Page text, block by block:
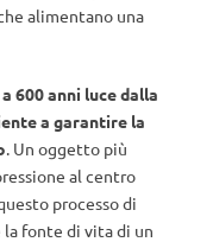
alimentano una
600 anni luce dalla
a garantire la
. Un oggetto più
al centro
processo di
la fonte di vita di un